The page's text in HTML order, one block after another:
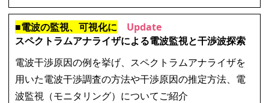
■電波の監視、可視化に
Update
スペクトラムアナライザによる電波監視と干渉波探索
電波干渉原因の例を挙げ、スペクトラムアナライザを
用いた電波干渉調査の方法や干渉原因の推定方法、電
波監視（モニタリング）についてご紹介